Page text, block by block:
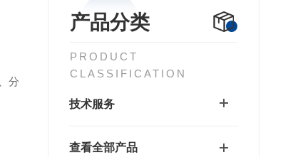
产品分类
PRODUCT
CLASSIFICATION
技术服务
查看全部产品
分